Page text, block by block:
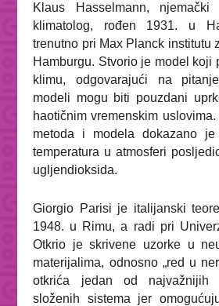
Klaus Hasselmann,
klimatolog, rođen 1931. u
trenutno pri Max Planck institutu
Hamburgu. Stvorio je model koji
klimu, odgovarajući na
modeli mogu biti pouzdani
haotičnim vremenskim
metoda i modela dokazano
temperatura u atmosferi
ugljendioksida.
Giorgio Parisi je italijanski
1948. u Rimu, a radi pri
Otkrio je skrivene uzorke u
materijalima, odnosno „red u
otkrića jedan od najvažnijih
složenih sistema jer